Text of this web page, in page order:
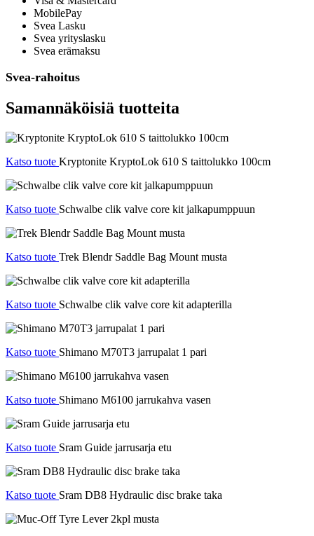
MobilePay
Svea Lasku
Svea yrityslasku
Svea erämaksu
Svea-rahoitus
Samannäköisiä tuotteita
Katso tuote Kryptonite KryptoLok 610 S taittolukko 100cm
Katso tuote Schwalbe clik valve core kit jalkapumppuun
Katso tuote Trek Blendr Saddle Bag Mount musta
Katso tuote Schwalbe clik valve core kit adapterilla
Katso tuote Shimano M70T3 jarrupalat 1 pari
Katso tuote Shimano M6100 jarrukahva vasen
Katso tuote Sram Guide jarrusarja etu
Katso tuote Sram DB8 Hydraulic disc brake taka